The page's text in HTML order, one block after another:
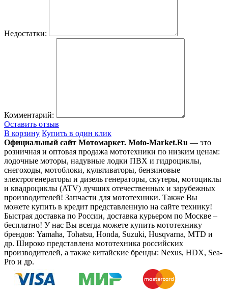
Недостатки:
Комментарий:
Оставить отзыв
В корзину Купить в один клик
Официальный сайт Мотомаркет. Moto-Market.Ru — это
розничная и оптовая продажа мототехники по низким ценам:
лодочные моторы, надувные лодки ПВХ и гидроциклы,
снегоходы, мотоблоки, культиваторы, бензиновые
электрогенераторы и дизель генераторы, скутеры, мотоциклы
и квадроциклы (ATV) лучших отечественных и зарубежных
производителей! Запчасти для мототехники. Также Вы
можете купить в кредит представленную на сайте технику!
Быстрая доставка по России, доставка курьером по Москве –
бесплатно! У нас Вы всегда можете купить мототехнику
брендов: Yamaha, Tohatsu, Honda, Suzuki, Husqvarna, MTD и
др. Широко представлена мототехника российских
производителей, а также китайские бренды: Nexus, HDX, Sea-
Pro и др.